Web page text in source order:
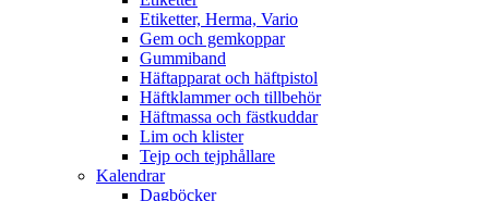
Etiketter, Herma, Vario
Gem och gemkoppar
Gummiband
Häftapparat och häftpistol
Häftklammer och tillbehör
Häftmassa och fästkuddar
Lim och klister
Tejp och tejphållare
Kalendrar
Dagböcker